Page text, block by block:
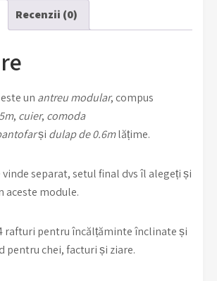
Recenzii (0)
este un antreu modular, compus
, cuier, comoda
și dulap de 0.6mlățime.
vinde separat, setul final dvs îl alegeți și
aceste module.
rafturi pentru încălțăminte înclinate și
pentru chei, facturi și ziare.